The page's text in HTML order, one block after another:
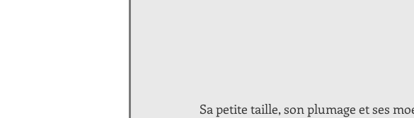
Sa petite taille, son plumage et ses